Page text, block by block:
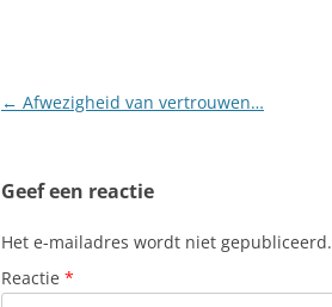
Berichtnavigatie
← Afwezigheid van vertrouwen…
Geef een reactie
Het e-mailadres wordt niet gepubliceerd.
Reactie *